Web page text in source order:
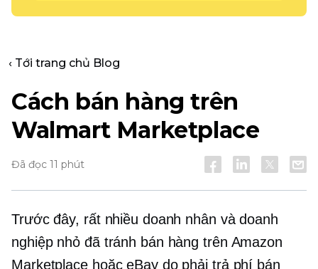
‹ Tới trang chủ Blog
Cách bán hàng trên
Walmart Marketplace
Đã đọc 11 phút
Trước đây, rất nhiều doanh nhân và doanh
nghiệp nhỏ đã tránh bán hàng trên Amazon
Marketplace hoặc eBay do phải trả phí bán